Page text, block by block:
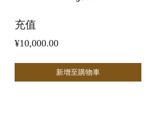
充值
¥10,000.00價
新增至購物車